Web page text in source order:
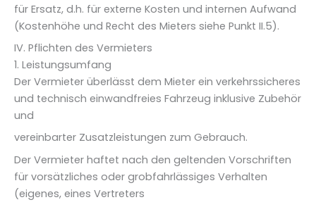
für Ersatz, d.h. für externe Kosten und internen Aufwand
(Kostenhöhe und Recht des Mieters siehe Punkt II.5).
IV. Pflichten des Vermieters
1. Leistungsumfang
Der Vermieter überlässt dem Mieter ein verkehrssicheres
und technisch einwandfreies Fahrzeug inklusive Zubehör
und
vereinbarter Zusatzleistungen zum Gebrauch.
Der Vermieter haftet nach den geltenden Vorschriften
für vorsätzliches oder grobfahrlässiges Verhalten
(eigenes, eines Vertreters